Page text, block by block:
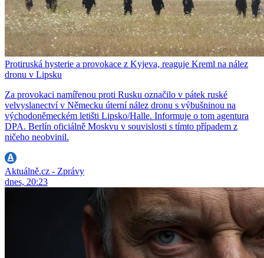
Protiruská hysterie a provokace z Kyjeva, reaguje Kreml na nález
dronu v Lipsku
Za provokaci namířenou proti Rusku označilo v pátek ruské
velvyslanectví v Německu úterní nález dronu s výbušninou na
východoněmeckém letišti Lipsko/Halle. Informuje o tom agentura
DPA. Berlín oficiálně Moskvu v souvislosti s tímto případem z
ničeho neobvinil.
Aktuálně.cz - Zprávy
dnes, 20:23